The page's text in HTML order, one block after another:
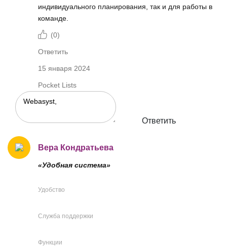
индивидуального планирования, так и для работы в
команде.
(0)
Ответить
15 января 2024
Pocket Lists
Ответить
Вера Кондратьева
«Удобная система»
Удобство
Служба поддержки
Функции